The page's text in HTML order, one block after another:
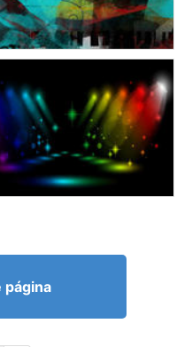
página